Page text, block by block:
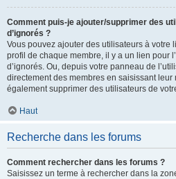
Comment puis-je ajouter/supprimer des
d’ignorés ?
Vous pouvez ajouter des utilisateurs à votre
profil de chaque membre, il y a un lien pour
d’ignorés. Ou, depuis votre panneau de
directement des membres en saisissant leur
également supprimer des utilisateurs de
Haut
Recherche dans les forums
Comment rechercher dans les forums ?
Saisissez un terme à rechercher dans la